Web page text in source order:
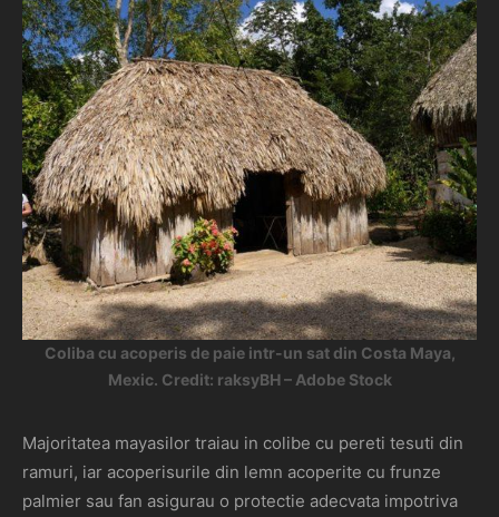
Coliba cu acoperis de paie intr-un sat din Costa Maya,
Mexic. Credit: raksyBH – Adobe Stock
Majoritatea mayasilor traiau in colibe cu pereti tesuti din
ramuri, iar acoperisurile din lemn acoperite cu frunze
palmier sau fan asigurau o protectie adecvata impotriva